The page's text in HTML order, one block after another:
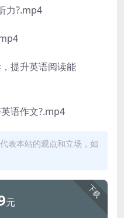
力?.mp4
提升英语阅读能
语作文?.mp4
表本站的观点和立场，如
下载
元